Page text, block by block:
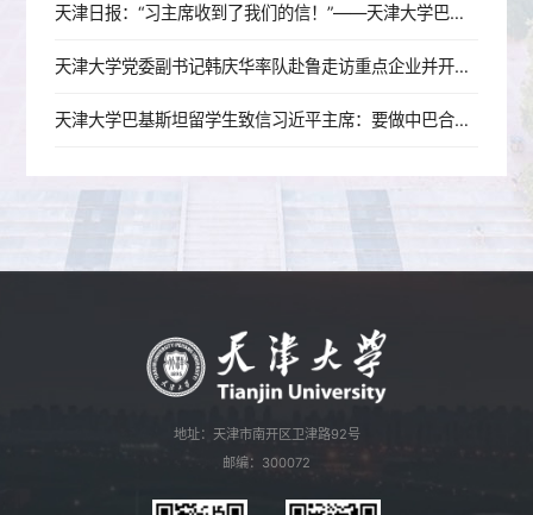
天津日报：“习主席收到了我们的信！”——天津大学巴基斯坦留学生立志做中巴合作的建设者、交流的传播者、友谊的守护者
天津大学党委副书记韩庆华率队赴鲁走访重点企业并开展招生宣讲活动
天津大学巴基斯坦留学生致信习近平主席：要做中巴合作的建设者、交流的传播者、友谊的守护者
地址：天津市南开区卫津路92号
邮编：300072